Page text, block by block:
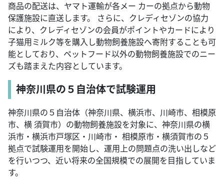
商品の配送は、ヤマト運輸が各メー カーの拠点から動物
保護施設に直送します。 さらに、クレディセゾンの協力
により、クレディセゾンの会員がポイントやカードにより
子猫用ミルク等を購入し動物飼養施設へ寄附することも可
能としており、ペットフード以外の動物飼養施設でのニー
ズも踏まえた内容としています。
神奈川県の５自治体で試験運用
神奈川県の５自治体（神奈川県、横浜市、川崎市、相模原
市、横 須賀市）の動物飼養施設を対象に、神奈川県の横
浜市・横浜市戸塚区・川崎市・ 相模原市・横須賀市の５
拠点で試験運用を開始し、運用上の問題点の洗い出しなど
を行いつつ、近い将来の全国規模での展開を目指していま
す。